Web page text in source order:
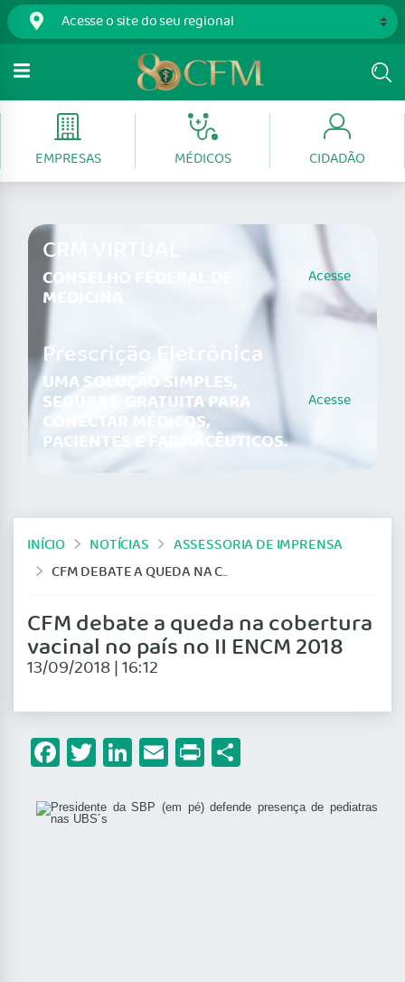
EMPRESAS MÉDICOS CIDADÃO
CRM VIRTUAL
CONSELHO FEDERAL DE
MEDICINA
Acesse
Prescrição Eletrônica
UMA SOLUÇÃO SIMPLES,
SEGURA E GRATUITA PARA
CONECTAR MÉDICOS,
PACIENTES E FARMACÊUTICOS.
Acesse
INÍCIO NOTÍCIAS
ASSESSORIA DE IMPRENSA
CFM DEBATE A QUEDA NA COBERTURA VACINAL NO PAÍS NO II ENCM 2018
CFM debate a queda na cobertura
vacinal no país no II ENCM 2018
13/09/2018 | 16:12
Facebook
Twitter
LinkedIn
Email
Print